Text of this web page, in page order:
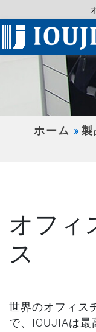
ホーム 製
オフィ
ス
世界のオフィス
で、IOUJIAは最